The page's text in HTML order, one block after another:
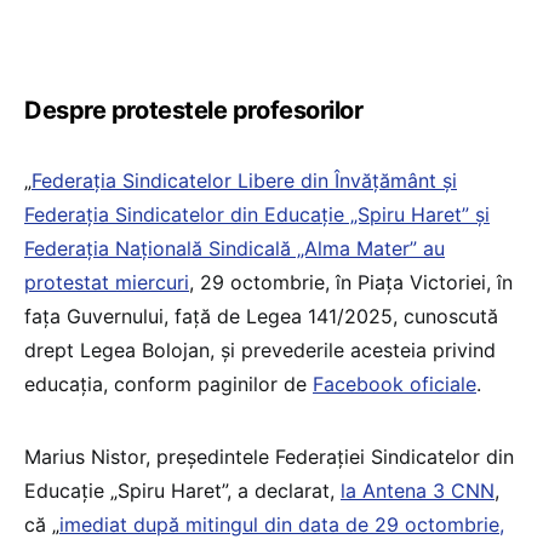
Despre protestele profesorilor
„Federaţia Sindicatelor Libere din Învăţământ şi
Federaţia Sindicatelor din Educaţie „Spiru Haret” şi
Federaţia Naţională Sindicală „Alma Mater” au
protestat miercuri, 29 octombrie, în Piața Victoriei, în
fața Guvernului, față de Legea 141/2025, cunoscută
drept Legea Bolojan, și prevederile acesteia privind
educația, conform paginilor de Facebook oficiale.
Marius Nistor, președintele Federației Sindicatelor din
Educație „Spiru Haret”, a declarat, la Antena 3 CNN,
că „imediat după mitingul din data de 29 octombrie,